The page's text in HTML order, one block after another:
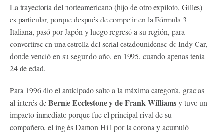
La trayectoria del norteamericano (hijo de otro expiloto, Gilles)
es particular, porque después de competir en la Fórmula 3
Italiana, pasó por Japón y luego regresó a su región, para
convertirse en una estrella del serial estadounidense de Indy Car,
donde venció en su segundo año, en 1995, cuando apenas tenía
24 de edad.
Para 1996 dio el anticipado salto a la máxima categoría, gracias
al interés deBernie Ecclestone y de Frank Williamsy tuvo un
impacto inmediato porque fue el principal rival de su
compañero, el inglés Damon Hill por la corona y acumuló